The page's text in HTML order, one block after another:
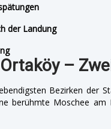
der Landung
–
Bezirken der
berühmte Moschee am